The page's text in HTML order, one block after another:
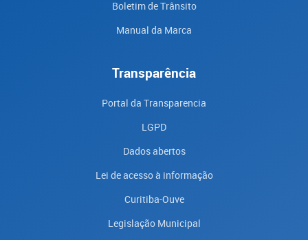
Boletim de Trânsito
Manual da Marca
Transparência
Portal da Transparencia
LGPD
Dados abertos
Lei de acesso à informação
Curitiba-Ouve
Legislação Municipal